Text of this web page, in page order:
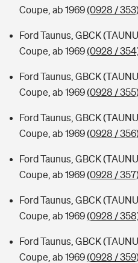
Coupe, ab 1969(0928 /
Ford Taunus, GBCK
Coupe, ab 1969(0928 /
Ford Taunus, GBCK
Coupe, ab 1969(0928 /
Ford Taunus, GBCK
Coupe, ab 1969(0928 /
Ford Taunus, GBCK
Coupe, ab 1969(0928 /
Ford Taunus, GBCK
Coupe, ab 1969(0928 /
Ford Taunus, GBCK
Coupe, ab 1969(0928 /